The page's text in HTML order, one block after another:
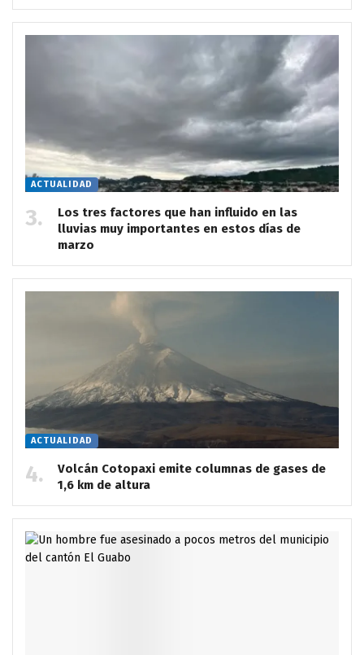
ACTUALIDAD
Los tres factores que han influido en las
lluvias muy importantes en estos días de
marzo
ACTUALIDAD
Volcán Cotopaxi emite columnas de gases de
1,6 km de altura